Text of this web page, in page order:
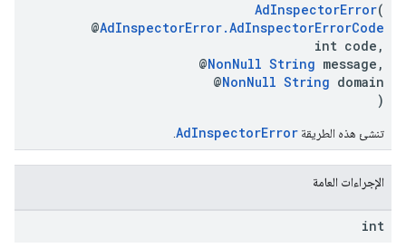
AdInspectorError(
@AdInspectorError.AdInspectorErrorCode
int code,
@NonNull String message,
@NonNull String domain
)
تنشئ هذه الطريقة AdInspectorError
الإجراءات العامة
int